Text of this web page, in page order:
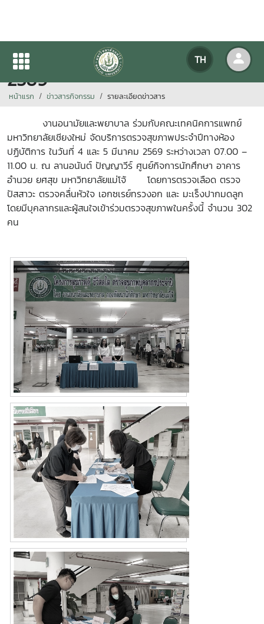
TH
กิจกรรมตรวจสุขภาพประจำปี
2569
หน้าแรก ข่าวสารกิจกรรม รายละเอียดข่าวสาร
งานอนามัยและพยาบาล ร่วมกับคณะเทคนิคการแพทย์
มหาวิทยาลัยเชียงใหม่ จัดบริการตรวจสุขภาพประจำปีทางห้อง
ปฏิบัติการ ในวันที่ 4 และ 5 มีนาคม 2569 ระหว่างเวลา 07.00 –
11.00 น. ณ ลานอนันต์ ปัญญาวีร์ ศูนย์กิจการนักศึกษา อาคาร
อำนวย ยศสุข มหาวิทยาลัยแม่โจ้ โดยการตรวจเลือด ตรวจ
ปัสสาวะ ตรวจคลื่นหัวใจ เอกซเรย์ทรวงอก และ มะเร็งปากมดลูก
โดยมีบุคลากรและผู้สนใจเข้าร่วมตรวจสุขภาพในครั้งนี้ จำนวน 302
คน